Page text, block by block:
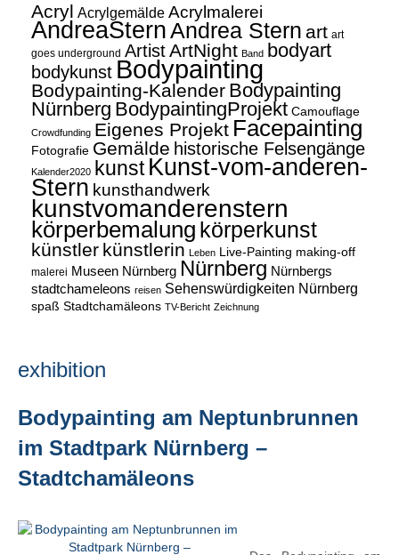
Acryl Acrylgemälde Acrylmalerei
AndreaSternAndrea Stern art art
goes underground ArtistArtNight Band bodyart
bodykunst Bodypainting
Bodypainting-Kalender Bodypainting
Nürnberg BodypaintingProjekt Camouflage
Crowdfunding Eigenes Projekt Facepainting
Fotografie Gemälde historische Felsengänge
Kalender2020 kunst Kunst-vom-anderen-
Stern kunsthandwerk
kunstvomanderenstern
körperbemalung körperkunst
künstler künstlerin Leben Live-Painting making-off
malerei Museen Nürnberg Nürnberg Nürnbergs
stadtchameleons reisen Sehenswürdigkeiten Nürnberg
spaß Stadtchamäleons TV-Bericht Zeichnung
exhibition
Bodypainting am Neptunbrunnen
im Stadtpark Nürnberg –
Stadtchamäleons